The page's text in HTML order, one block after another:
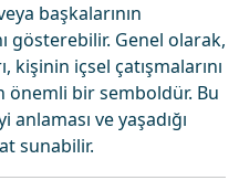
başkalarının
gösterebilir. Genel olarak,
kişinin içsel çatışmalarını
önemli bir semboldür. Bu
ve yaşadığı
sunabilir.